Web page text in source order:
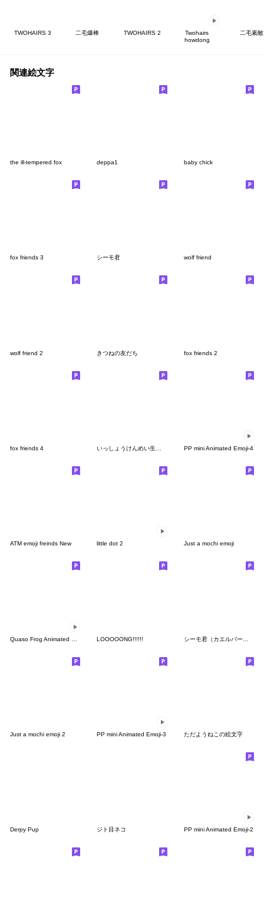
TWOHAIRS 3 二毛爆棒 TWOHAIRS 2
Twohairs
howdong
二毛素敵
関連絵文字
the ill-tempered fox deppa1 baby chick
fox friends 3 シーモ君 wolf friend
wolf friend 2 きつねの友だち fox friends 2
fox friends 4 PP mini Animated Emoji-4
ATM emoji freinds New little dot 2 Just a mochi emoji
LOOOOONG!!!!!!
Just a mochi emoji 2 PP mini Animated Emoji-3 ただようねこの絵文字
Derpy Pup ジト目ネコ PP mini Animated Emoji-2